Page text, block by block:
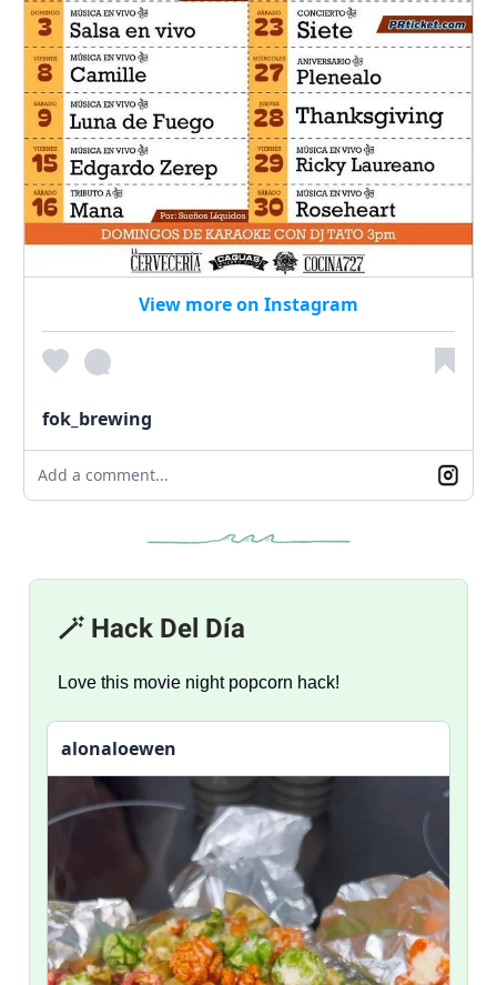
View more on Instagram
fok_brewing
Add a comment...
🪄 Hack Del Día
Love this movie night popcorn hack!
alonaloewen